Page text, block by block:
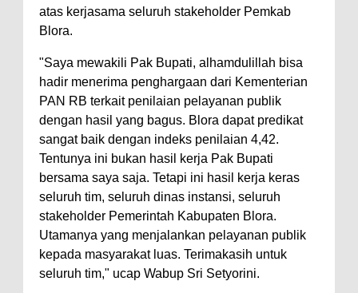
atas kerjasama seluruh stakeholder Pemkab
Blora.
"Saya mewakili Pak Bupati, alhamdulillah bisa
hadir menerima penghargaan dari Kementerian
PAN RB terkait penilaian pelayanan publik
dengan hasil yang bagus. Blora dapat predikat
sangat baik dengan indeks penilaian 4,42.
Tentunya ini bukan hasil kerja Pak Bupati
bersama saya saja. Tetapi ini hasil kerja keras
seluruh tim, seluruh dinas instansi, seluruh
stakeholder Pemerintah Kabupaten Blora.
Utamanya yang menjalankan pelayanan publik
kepada masyarakat luas. Terimakasih untuk
seluruh tim," ucap Wabup Sri Setyorini.